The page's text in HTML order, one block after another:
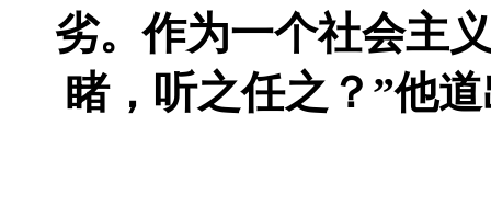
劣。作为一个社会主
睹，听之任之？”他